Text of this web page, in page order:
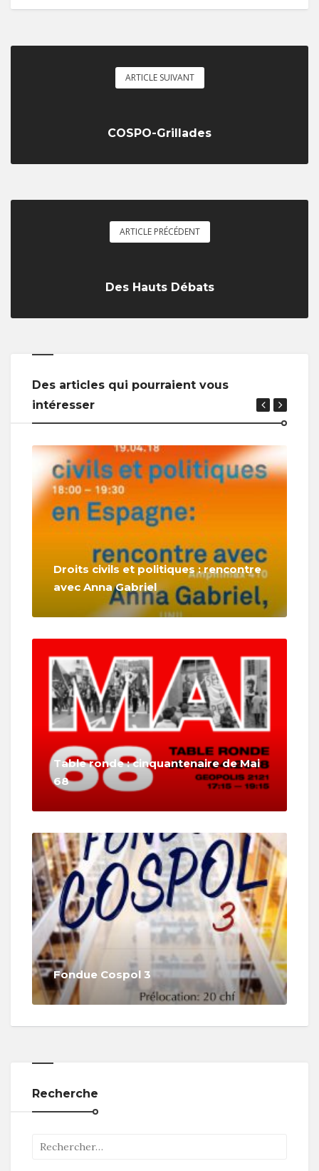
ARTICLE SUIVANT
COSPO-Grillades
ARTICLE PRÉCÉDENT
Des Hauts Débats
Des articles qui pourraient vous
intéresser
Droits civils et politiques : rencontre
avec Anna Gabriel
Table ronde : cinquantenaire de Mai
68
Fondue Cospol 3
Recherche